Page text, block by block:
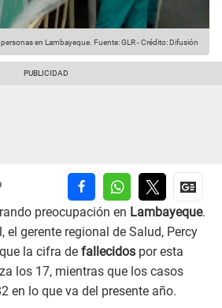
en Lambayeque. Fuente: GLR-Crédito: Difusión
preocupación en Lambayeque.
el gerente regional de Salud, Percy
la cifra de fallecidos por esta
los 17, mientras que los casos
en lo que va del presente año.